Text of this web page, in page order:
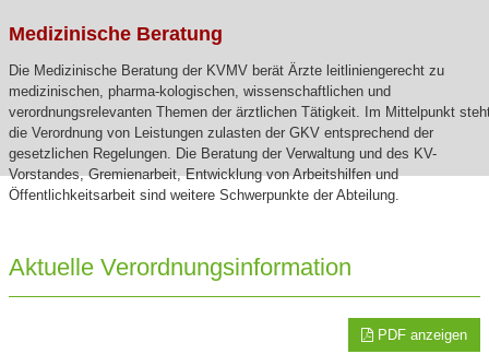
Medizinische Beratung
Die Medizinische Beratung der KVMV berät Ärzte leitliniengerecht zu
medizinischen, pharma-kologischen, wissenschaftlichen und
verordnungsrelevanten Themen der ärztlichen Tätigkeit. Im Mittelpunkt
die Verordnung von Leistungen zulasten der GKV entsprechend der
gesetzlichen Regelungen. Die Beratung der Verwaltung und des KV-
Vorstandes, Gremienarbeit, Entwicklung von Arbeitshilfen und
Öffentlichkeitsarbeit sind weitere Schwerpunkte der Abteilung.
Aktuelle Verordnungsinformation
PDF anzeigen